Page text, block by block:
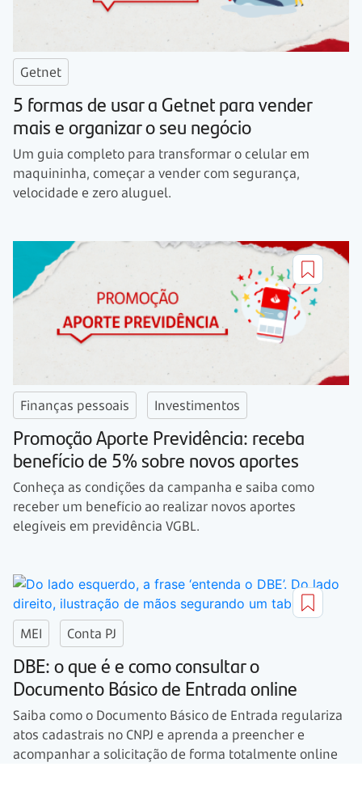
Getnet
5 formas de usar a Getnet para vender
mais e organizar o seu negócio
Um guia completo para transformar o celular em
maquininha, começar a vender com segurança,
velocidade e zero aluguel.
Finanças pessoais Investimentos
Promoção Aporte Previdência: receba
benefício de 5% sobre novos aportes
Conheça as condições da campanha e saiba como
receber um benefício ao realizar novos aportes
elegíveis em previdência VGBL.
MEI Conta PJ
DBE: o que é e como consultar o
Documento Básico de Entrada online
Saiba como o Documento Básico de Entrada regulariza
atos cadastrais no CNPJ e aprenda a preencher e
acompanhar a solicitação de forma totalmente online